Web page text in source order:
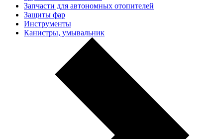
Запчасти для автономных отопителей
Защиты фар
Инструменты
Канистры, умывальник